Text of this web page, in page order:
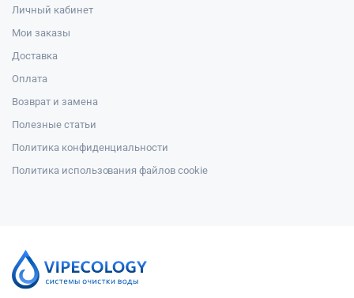
Личный кабинет
Мои заказы
Доставка
Оплата
Возврат и замена
Полезные статьи
Политика конфиденциальности
Политика использования файлов cookie